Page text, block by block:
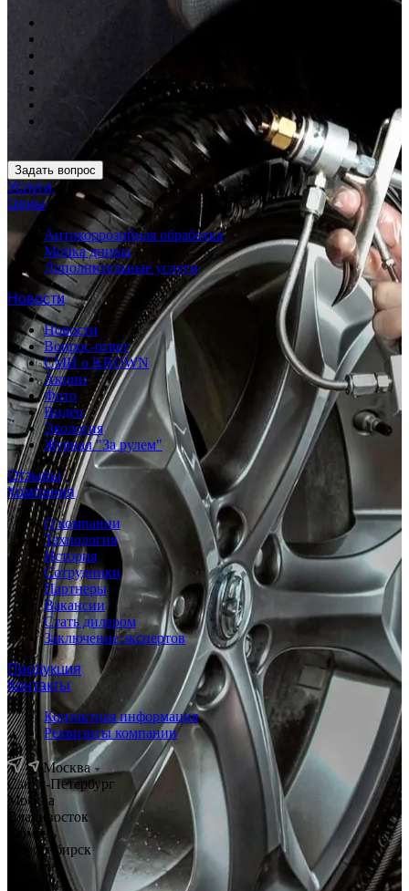
Задать вопрос
Услуги
Цены
Антикоррозийная обработка
Мойка днища
Дополнительные услуги
Новости
Новости
Вопрос-ответ
СМИ о KROWN
Акции
Фото
Видео
Экология
Журнал "За рулем"
Отзывы
Компания
О компании
Технология
История
Сотрудники
Партнеры
Вакансии
Стать дилером
Заключение экспертов
Продукция
Контакты
Контактная информация
Реквизиты компании
Москва
Санкт-Петербург
Москва
Владивосток
Тюмень
Новосибирск
Саратов
Смоленск